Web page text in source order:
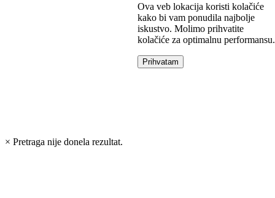
Matične
× Pretraga nije donela rezultat.
Ova veb lokacija koristi kolačiće
kako bi vam ponudila najbolje
iskustvo. Molimo prihvatite
kolačiće za optimalnu performansu.
Prihvatam